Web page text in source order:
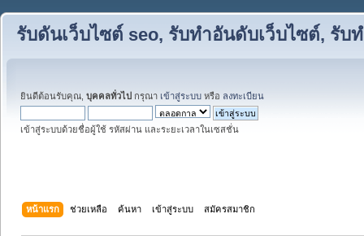
รับดันเว็บไซต์ seo, รับทำอันดับเว็บไซต์, รับ
ยินดีต้อนรับคุณ, บุคคลทั่วไป กรุณา เข้าสู่ระบบ หรือ ลงทะเบียน
เข้าสู่ระบบด้วยชื่อผู้ใช้ รหัสผ่าน และระยะเวลาในเซสชั่น
หน้าแรก ช่วยเหลือ ค้นหา เข้าสู่ระบบ สมัครสมาชิก